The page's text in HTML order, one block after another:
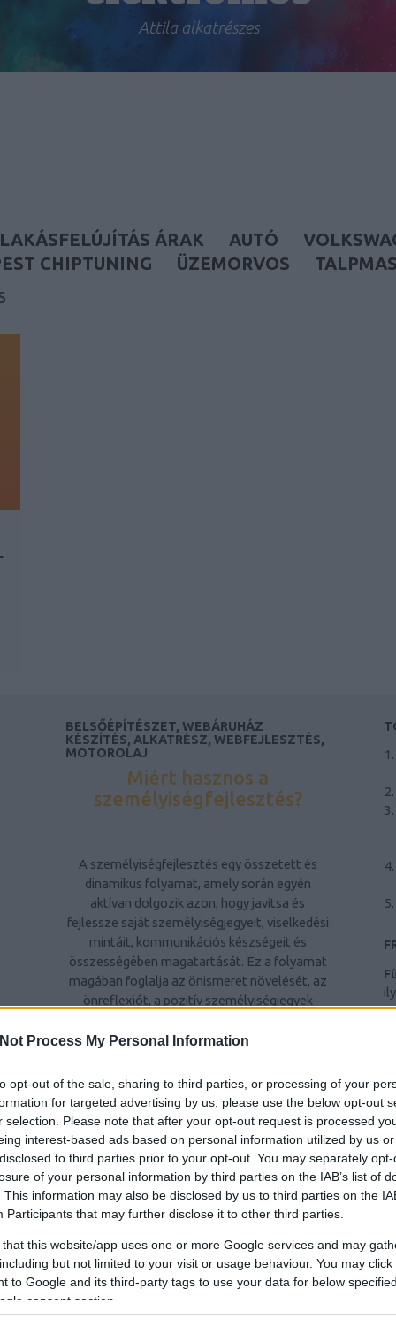
Process My Personal Information
opt-out of the sale, sharing to third parties, or processing of your
for targeted advertising by us, please use the below opt-out
selection. Please note that after your opt-out request is processed
interest-based ads based on personal information utilized by us
to third parties prior to your opt-out. You may separately
of your personal information by third parties on the IAB’s list of
This information may also be disclosed by us to third parties on the
Participants that may further disclose it to other third parties.
that this website/app uses one or more Google services and may
but not limited to your visit or usage behaviour. You may
to Google and its third-party tags to use your data for below
consent section.
Attila alkatrészes
LAKÁSFELÚJÍTÁS ÁRAK AUTÓ
CHIPTUNING
ÜZEMORVOS
)
BELSŐÉPÍTÉSZET, WEBÁRUHÁZ
KÉSZÍTÉS, ALKATRÉSZ, WEBFEJLESZTÉS,
MOTOROLAJ
Miért hasznos a
személyiségfejlesztés?
A személyiségfejlesztés egy összetett és
dinamikus folyamat, amely során egyén
aktívan dolgozik azon, hogy javítsa és
fejlessze saját személyiségjegyeit, viselkedési
mintáit, kommunikációs készségeit és
összességében magatartását. Ez a folyamat
magában foglalja az önismeret növelését, az
önreflexiót, a pozitív személyiségjegyek
tulajdonságok csökkentését vagy
hogy egyén kiegyensúlyozottabb,
elégedettebb életet éljen, jobban kezelje a
stresszt és konfliktusokat, hatékonyabban
kommunikáljon másokkal, és pozitívan
hatással legyen környezetére.
A személyiségfejlesztés fontossága
A személyiségfejlesztés alapvető
jelentőséggel bír, mivel közvetlenül
befolyásolja az egyén önképét, önbizalmát,
kapcsolatait és szakmai teljesítményét. A
fejlesztési folyamat révén az egyén képessé
válik arra, hogy jobban megértse saját magát